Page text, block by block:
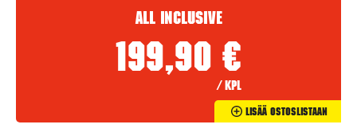
All Inclusive
199,90 €
/ kpl
Lisää Ostoslistaan